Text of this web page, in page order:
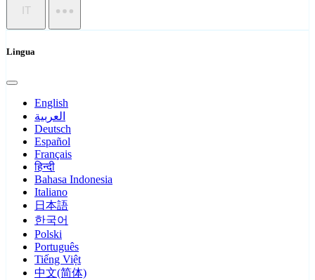
IT
Lingua
English
العربية
Deutsch
Español
Français
हिन्दी
Bahasa Indonesia
Italiano
日本語
한국어
Polski
Português
Tiếng Việt
中文(简体)